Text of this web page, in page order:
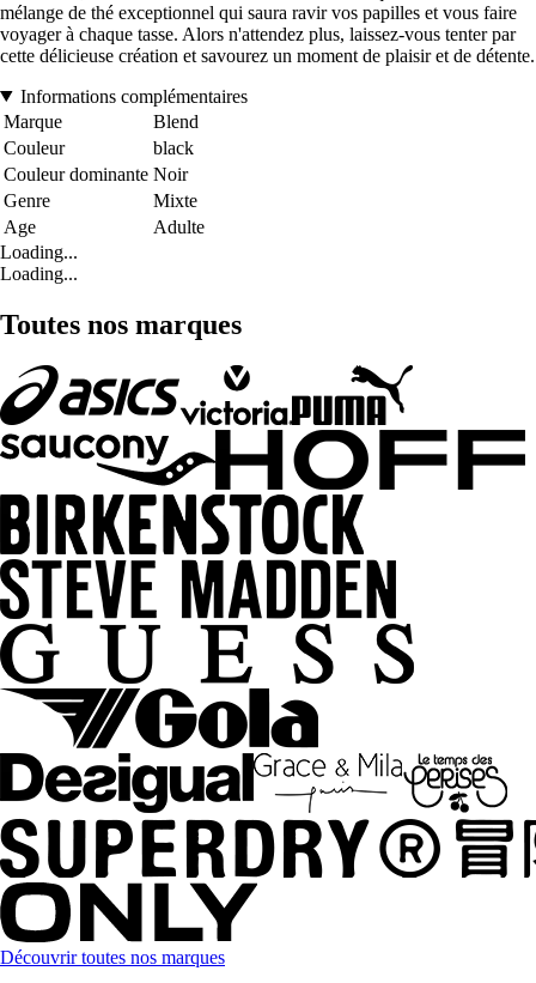
mélange de thé exceptionnel qui saura ravir vos papilles et vous faire
voyager à chaque tasse. Alors n'attendez plus, laissez-vous tenter par
cette délicieuse création et savourez un moment de plaisir et de détente.
Informations complémentaires
Marque
Blend
Couleur
black
Couleur dominante Noir
Genre
Mixte
Age
Adulte
Loading...
Loading...
Toutes nos marques
Découvrir toutes nos marques